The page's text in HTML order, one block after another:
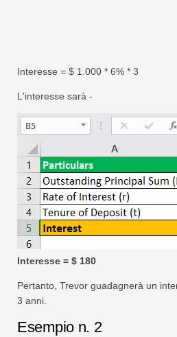
Interesse = $ 1.000 * 6% * 3
L'interesse sarà -
Interesse = $ 180
Pertanto, Trevor guadagnerà un
3 anni.
Esempio n. 2